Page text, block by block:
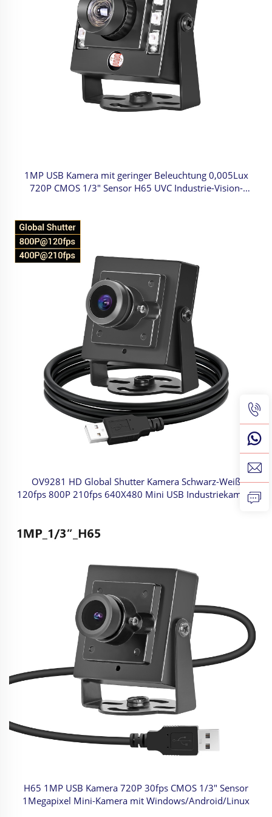
1MP USB Kamera mit geringer Beleuchtung 0,005Lux
720P CMOS 1/3" Sensor H65 UVC Industrie-Vision-
OV9281 HD Global Shutter Kamera Schwarz-Weiß
120fps 800P 210fps 640X480 Mini USB Industriekamera
H65 1MP USB Kamera 720P 30fps CMOS 1/3" Sensor
1Megapixel Mini-Kamera mit Windows/Android/Linux